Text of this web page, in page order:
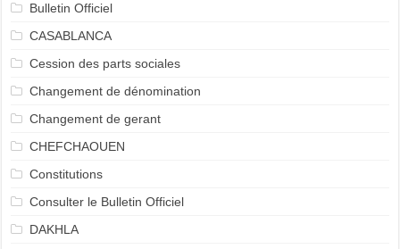
Bulletin Officiel
CASABLANCA
Cession des parts sociales
Changement de dénomination
Changement de gerant
CHEFCHAOUEN
Constitutions
Consulter le Bulletin Officiel
DAKHLA